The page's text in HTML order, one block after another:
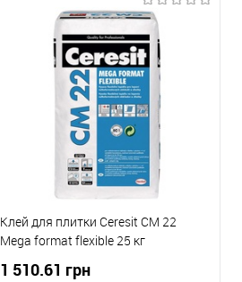
В корзину
Купити в 1 клік
До
порівняння
В вибране
Під
замовлення
Клей для плитки Ceresit CM 22
Mega format flexible 25 кг
1 510.61 грн